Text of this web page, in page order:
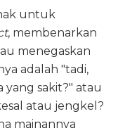
untuk
, membenarkan
menegaskan
adalah "tadi,
yang sakit?" atau
atau jengkel?
mainannya